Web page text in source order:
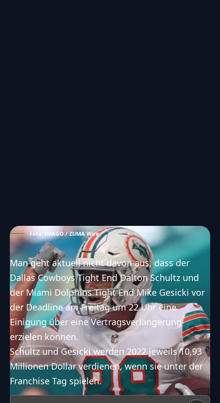
Foto: IMAGO / ZUMA Wire
Man geht aktuell nicht davon aus, dass der
Dallas Cowboys Tight EndDalton Schultz und
der Miami Dolphins Tight EndMike Gesicki vor
der Deadline am Freitag um 22 Uhr eine
Einigung über eine Vertragsverlängerung
erzielen können.
Schultz und Gesicki werden 2022 jeweils 10,93
Millionen Dollar verdienen, wenn sie unter der
Franchise Tag spielen.